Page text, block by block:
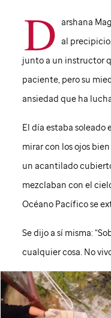
D arshana
al
junto a un instructor
paciente, pero su
ansiedad que ha
El día estaba soleado
mirar con los ojos
un acantilado
mezclaban con el
Océano Pacífico se
Se dijo a sí misma:
cualquier cosa. No